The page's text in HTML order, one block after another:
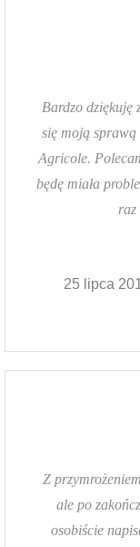
Bardzo dziękuję
się moją
Agricole.
będę miała
raz
25 lipca
Z
ale po
osobiście